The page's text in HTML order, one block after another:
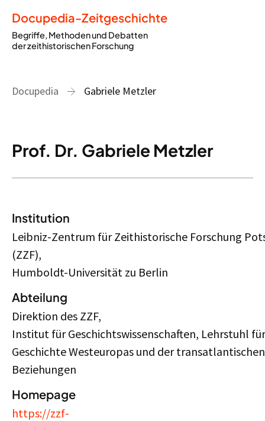
Docupedia-Zeitgeschichte
Begriffe, Methoden und Debatten
der zeithistorischen Forschung
Docupedia Gabriele Metzler
Prof. Dr. Gabriele Metzler
Institution
Leibniz-Zentrum für Zeithistorische Forschung
(ZZF),
Humboldt-Universität zu Berlin
Abteilung
Direktion des ZZF,
Institut für Geschichtswissenschaften, Lehrstuhl für
Geschichte Westeuropas und der transatlantischen
Beziehungen
Homepage
https://zzf-